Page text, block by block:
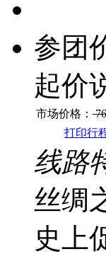
参团
起价
市场价格：
打印行
线路
丝绸
史上